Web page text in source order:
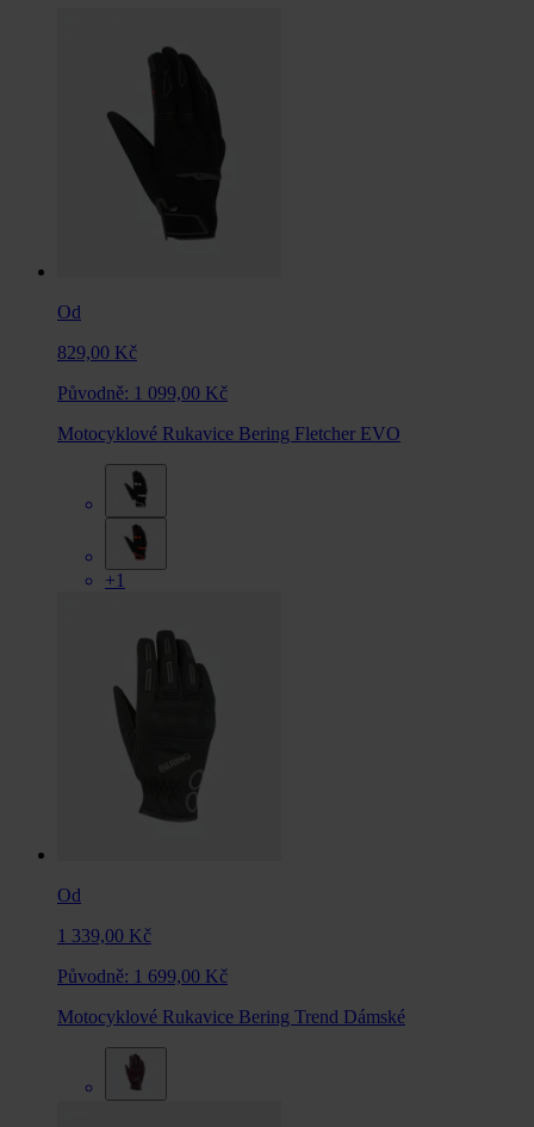
Od
829,00 Kč
Původně: 1 099,00 Kč
Motocyklové Rukavice Bering Fletcher EVO
+1
Od
1 339,00 Kč
Původně: 1 699,00 Kč
Motocyklové Rukavice Bering Trend Dámské